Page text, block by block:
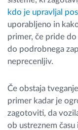
kdo je upravljal
uporabljeno in
primer, če pride
do podrobnega
neprecenljiv.
Če obstaja
primer kadar je
zagotoviti, da
ob ustreznem času